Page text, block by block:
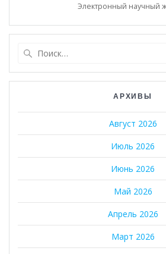
Электронный научный
АРХИВЫ
Август 2026
Июль 2026
Июнь 2026
Май 2026
Апрель 2026
Март 2026